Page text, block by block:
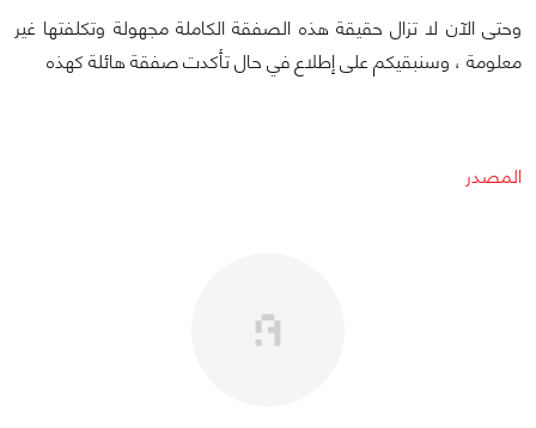
وحتى الآن لا تزال حقيقة هذه الصفقة الكاملة مجهولة وتكلفتها غير
معلومة ، وسنبقيكم على إطلاع في حال تأكدت صفقة هائلة كهذه
المصدر